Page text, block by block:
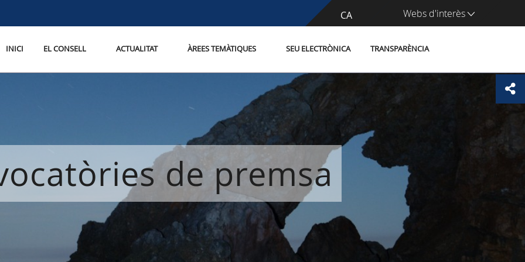
CA
ES Webs d'interès
INICI EL CONSELL ACTUALITAT ÀREES TEMÀTIQUES SEU ELECTRÒNICA TRANSPARÈNCIA
de premsa